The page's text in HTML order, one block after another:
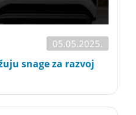
05.05.2025.
snage za razvoj